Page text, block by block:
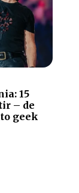
15
– de
geek